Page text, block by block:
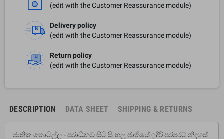
(edit with the Customer Reassurance module)
Delivery policy
(edit with the Customer Reassurance module)
Return policy
(edit with the Customer Reassurance module)
DESCRIPTION DATA SHEET SHIPPING & RETURNS
ජාතික තොටිල්ල - පරාධීනව සිටි සිංහල ජාතියේ ඉදිරි පරපුරට නිදහස්